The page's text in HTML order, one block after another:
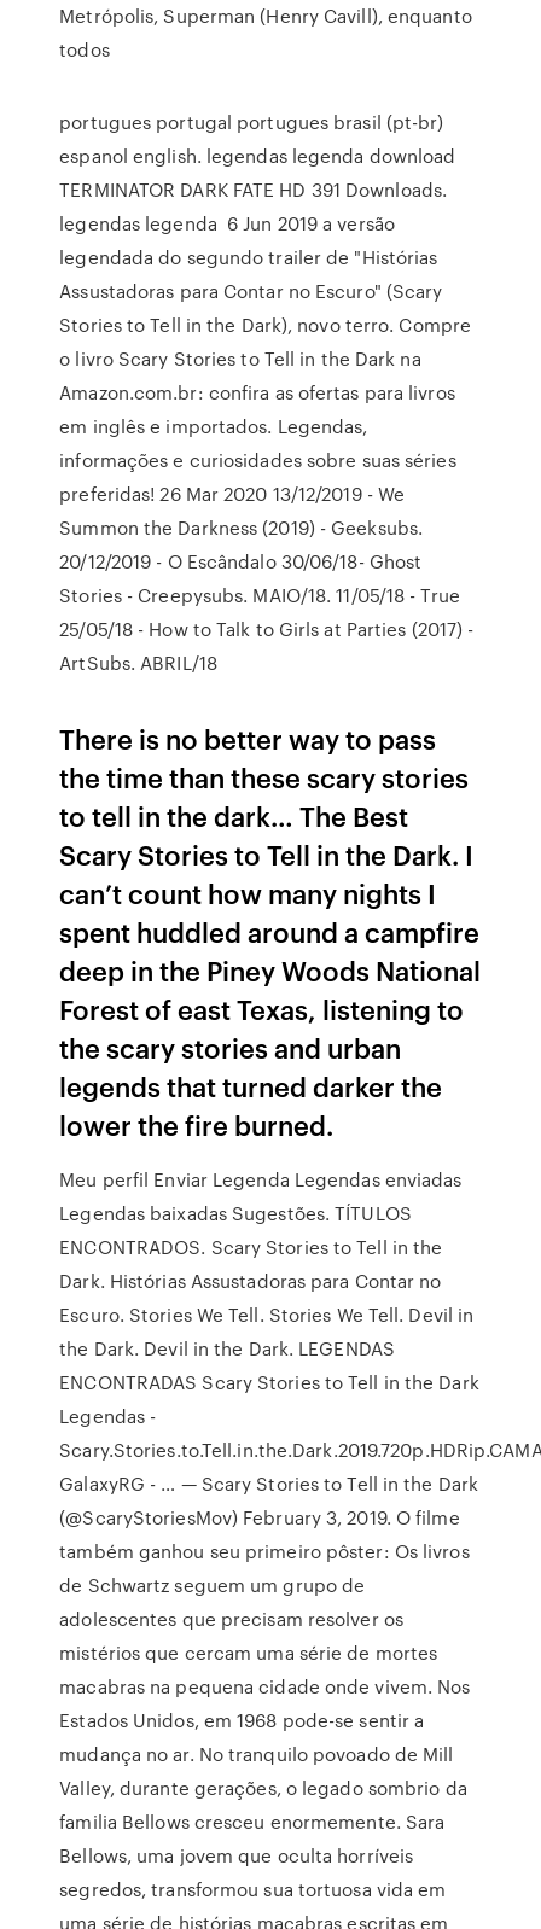
Metrópolis, Superman (Henry Cavill), enquanto
todos
portugues portugal portugues brasil (pt-br)
espanol english. legendas legenda download
TERMINATOR DARK FATE HD 391 Downloads.
legendas legenda 6 Jun 2019 a versão
legendada do segundo trailer de "Histórias
Assustadoras para Contar no Escuro" (Scary
Stories to Tell in the Dark), novo terro. Compre
o livro Scary Stories to Tell in the Dark na
Amazon.com.br: confira as ofertas para livros
em inglês e importados. Legendas,
informações e curiosidades sobre suas séries
preferidas! 26 Mar 2020 13/12/2019 - We
Summon the Darkness (2019) - Geeksubs.
20/12/2019 - O Escândalo 30/06/18- Ghost
Stories - Creepysubs. MAIO/18. 11/05/18 - True
25/05/18 - How to Talk to Girls at Parties (2017) -
ArtSubs. ABRIL/18
There is no better way to pass
the time than these scary stories
to tell in the dark… The Best
Scary Stories to Tell in the Dark. I
can’t count how many nights I
spent huddled around a campfire
deep in the Piney Woods National
Forest of east Texas, listening to
the scary stories and urban
legends that turned darker the
lower the fire burned.
Meu perfil Enviar Legenda Legendas enviadas
Legendas baixadas Sugestões. TÍTULOS
ENCONTRADOS. Scary Stories to Tell in the
Dark. Histórias Assustadoras para Contar no
Escuro. Stories We Tell. Stories We Tell. Devil in
the Dark. Devil in the Dark. LEGENDAS
ENCONTRADAS Scary Stories to Tell in the Dark
Legendas -
GalaxyRG - … — Scary Stories to Tell in the Dark
(@ScaryStoriesMov) February 3, 2019. O filme
também ganhou seu primeiro pôster: Os livros
de Schwartz seguem um grupo de
adolescentes que precisam resolver os
mistérios que cercam uma série de mortes
macabras na pequena cidade onde vivem. Nos
Estados Unidos, em 1968 pode-se sentir a
mudança no ar. No tranquilo povoado de Mill
Valley, durante gerações, o legado sombrio da
familia Bellows cresceu enormemente. Sara
Bellows, uma jovem que oculta horríveis
segredos, transformou sua tortuosa vida em
uma série de histórias macabras escritas em